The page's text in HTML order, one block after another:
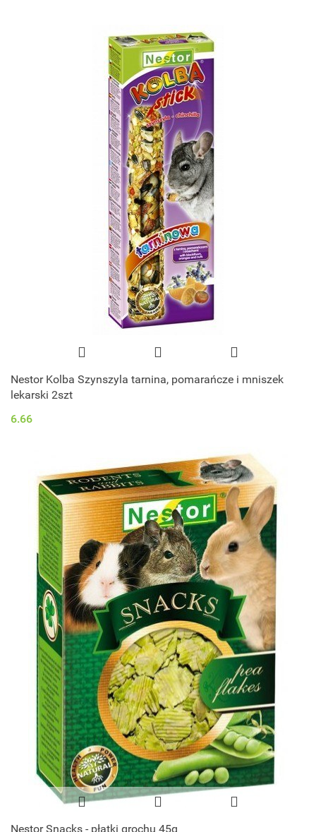
Nestor Kolba Szynszyla tarnina, pomarańcze i mniszek
lekarski 2szt
6.66
Nestor Snacks - płatki grochu 45g